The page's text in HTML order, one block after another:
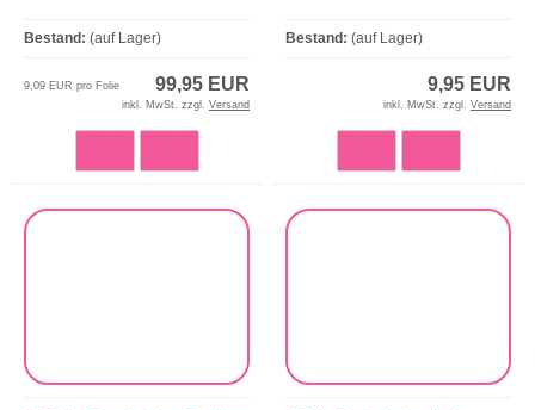
Bestand: (auf Lager)
99,95 EUR
9,09 EUR pro Folie
inkl. MwSt. zzgl. Versand
Bestand: (auf Lager)
9,95 EUR
inkl. MwSt. zzgl. Versand